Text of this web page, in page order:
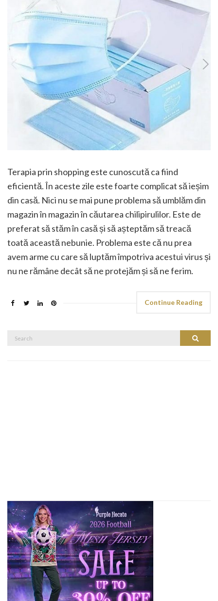
Terapia prin shopping este cunoscută ca fiind
eficientă. În aceste zile este foarte complicat să ieșim
din casă. Nici nu se mai pune problema să umblăm din
magazin în magazin în căutarea chilipirulilor. Este de
preferat să stăm în casă și să așteptăm să treacă
toată această nebunie. Problema este că nu prea
avem arme cu care să luptăm împotriva acestui virus și
nu ne rămâne decât să ne protejăm și să ne ferim.
Continue Reading
Search